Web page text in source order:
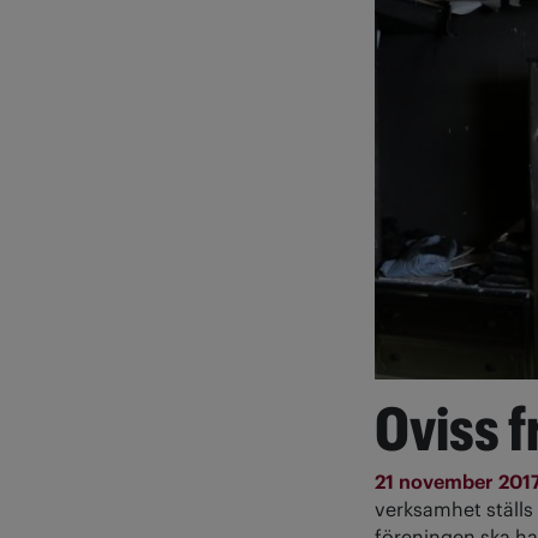
Oviss
21 november
verksamhet ställs